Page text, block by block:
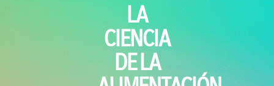
LA
CIENCIA
DE LA